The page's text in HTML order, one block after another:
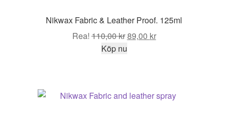
Nikwax Fabric & Leather Proof. 125ml
Rea!110,00krDet
ursprungliga
89,00 krDet
Köp nu